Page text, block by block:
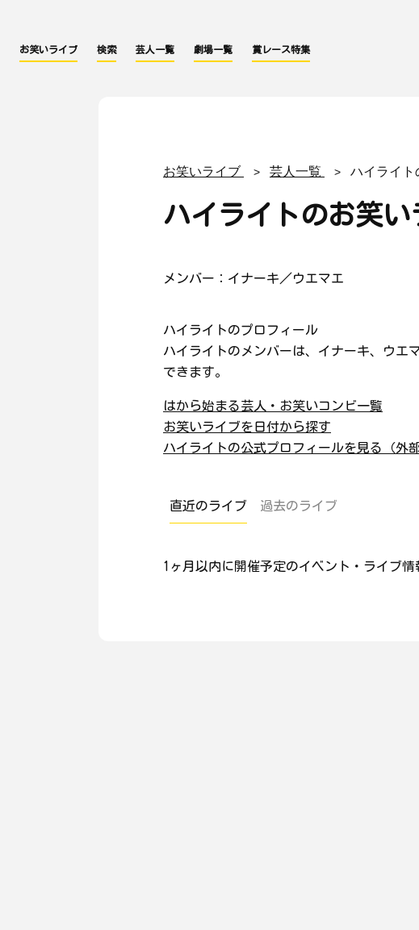
お笑いライブ 検索 芸人一覧 劇場一覧 賞レース特集
お笑いライブ 芸人一覧 ハイライト
ハイライトのお笑
メンバー：イナーキ／ウエマエ
ハイライトのプロフィール
ハイライトのメンバーは、イナーキ、ウエ
できます。
はから始まる芸人・お笑いコンビ一覧
お笑いライブを日付から探す
ハイライトの公式プロフィールを見る（外
直近のライブ 過去のライブ
1ヶ月以内に開催予定のイベント・ライブ情